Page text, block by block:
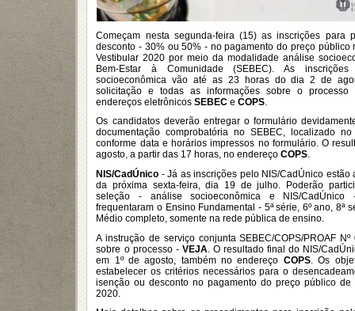
Começam nesta segunda-feira (15) as inscrições para
desconto - 30% ou 50% - no pagamento do preço público
Vestibular 2020 por meio da modalidade análise
Bem-Estar à Comunidade (SEBEC). As
socioeconômica vão até as 23 horas do dia 2 de
solicitação e todas as informações sobre o processo
endereços eletrônicosSEBEC eCOPS
Os candidatos deverão entregar o formulário
documentação comprobatória no SEBEC, localizado
conforme data e horários impressos no formulário. O
agosto, a partir das 17 horas, no endereçoCOPS.
NIS/CadÚnico - Já as inscrições pelo NIS/CadÚnico estão
da próxima sexta-feira, dia 19 de julho. Poderão
seleção - análise socioeconômica e NIS/
frequentaram o Ensino Fundamental - 5ª série, 6º ano, 8ª
Médio completo, somente na rede pública de ensino.
A instrução de serviço conjunta SEBEC/COPS/PROAF
sobre o processo - VEJA . O resultado final do NIS/
em 1º de agosto, também no endereço COPS. Os
estabelecer os critérios necessários para o
isenção ou desconto no pagamento do preço público de
2020.